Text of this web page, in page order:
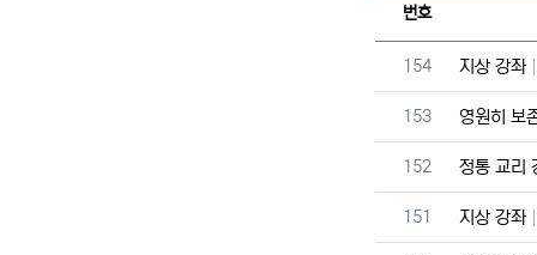
번호
번호
154 지상 강좌
번호
153 영원히 보
번호
152 정통 교리
번호
151 지상 강좌